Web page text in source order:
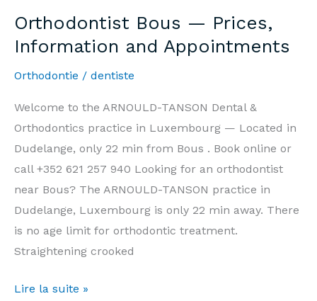
Informations
et
Rendez-
Orthodontist Bous — Prices,
Information and Appointments
Orthodontie / dentiste
Welcome to the ARNOULD-TANSON Dental &
Orthodontics practice in Luxembourg — Located in
Dudelange, only 22 min from Bous . Book online or
call +352 621 257 940 Looking for an orthodontist
near Bous? The ARNOULD-TANSON practice in
Dudelange, Luxembourg is only 22 min away. There
is no age limit for orthodontic treatment.
Straightening crooked
Orthodontist
Lire la suite »